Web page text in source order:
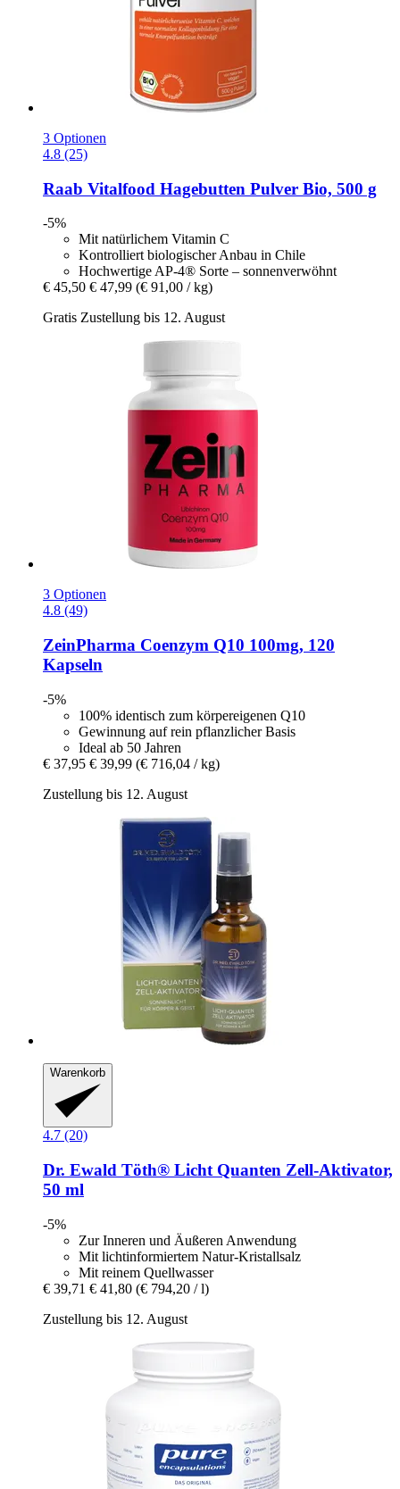
3 Optionen
4.8 (25)
Raab Vitalfood Hagebutten Pulver Bio, 500 g
-5%
Mit natürlichem Vitamin C
Kontrolliert biologischer Anbau in Chile
Hochwertige AP-4® Sorte – sonnenverwöhnt
€ 45,50 € 47,99 (€ 91,00 / kg)
Gratis Zustellung bis 12. August
3 Optionen
4.8 (49)
ZeinPharma Coenzym Q10 100mg, 120
Kapseln
-5%
100% identisch zum körpereigenen Q10
Gewinnung auf rein pflanzlicher Basis
Ideal ab 50 Jahren
€ 37,95 € 39,99 (€ 716,04 / kg)
Zustellung bis 12. August
Warenkorb
4.7 (20)
Dr. Ewald Töth® Licht Quanten Zell-​Aktivator,
50 ml
-5%
Zur Inneren und Äußeren Anwendung
Mit lichtinformiertem Natur-Kristallsalz
Mit reinem Quellwasser
€ 39,71 € 41,80 (€ 794,20 / l)
Zustellung bis 12. August